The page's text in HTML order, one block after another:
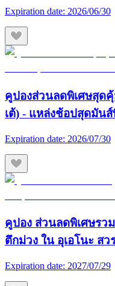
Expiration date: 2026/06/30
คูปองส่วนลดพิเศษสุด
เต้) - แหล่งช้อปสุดมัน
Expiration date: 2026/07/30
คูปอง ส่วนลดพิเศษรว
ตึกม่วง ใน อุเอโนะ ส
Expiration date: 2027/07/29